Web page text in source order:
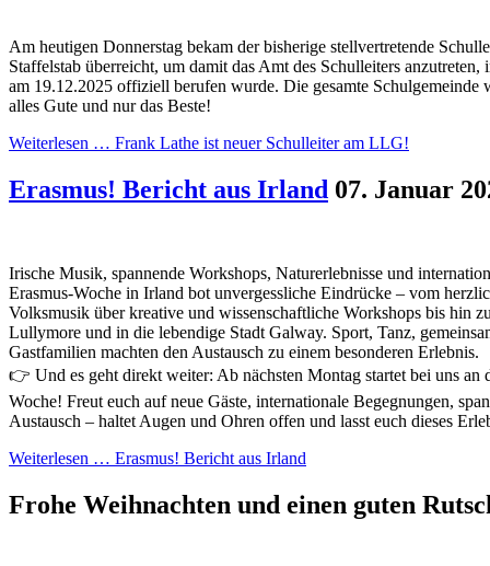
Am heutigen Donnerstag bekam der bisherige stellvertretende
Staffelstab überreicht, um damit das Amt des Schulleiters anzutreten,
am 19.12.2025 offiziell berufen wurde. Die gesamte Schulgemeinde
alles Gute und nur das Beste!
Weiterlesen … Frank Lathe ist neuer Schulleiter am LLG!
Erasmus! Bericht aus Irland 07. Januar
Irische Musik, spannende Workshops, Naturerlebnisse und
Erasmus-Woche in Irland bot unvergessliche Eindrücke – vom
Volksmusik über kreative und wissenschaftliche Workshops bis hin
Lullymore und in die lebendige Stadt Galway. Sport, Tanz,
Gastfamilien machten den Austausch zu einem besonderen Erlebnis.
👉 Und es geht direkt weiter: Ab nächsten Montag startet bei uns an
Woche! Freut euch auf neue Gäste, internationale Begegnungen,
Austausch – haltet Augen und Ohren offen und lasst euch dieses
Weiterlesen … Erasmus! Bericht aus Irland
Frohe Weihnachten und einen guten